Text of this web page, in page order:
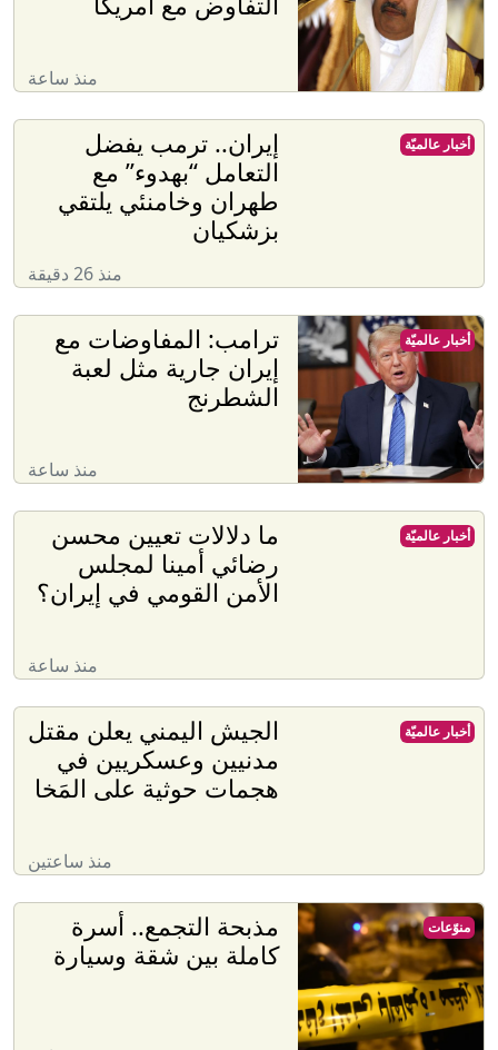
منذ ساعة
إيران.. ترمب يفضل
التعامل “بهدوء” مع
طهران وخامنئي يلتقي
بزشكيان
منذ 26 دقيقة
أخبار عالميّة
ترامب: المفاوضات مع
إيران جارية مثل لعبة
الشطرنج
منذ ساعة
أخبار عالميّة
ما دلالات تعيين محسن
رضائي أمينا لمجلس
الأمن القومي في إيران؟
منذ ساعة
أخبار عالميّة
الجيش اليمني يعلن مقتل
مدنيين وعسكريين في
هجمات حوثية على المَخا
منذ ساعتين
أخبار عالميّة
مذبحة التجمع.. أسرة
كاملة بين شقة وسيارة
منوّعات